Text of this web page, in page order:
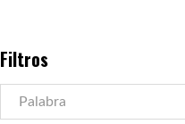
Filtros